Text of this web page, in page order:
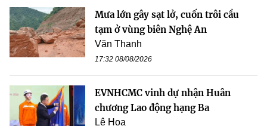
Mưa lớn gây sạt lở, cuốn trôi cầu
tạm ở vùng biên Nghệ An
Văn Thanh
17:32 08/08/2026
EVNHCMC vinh dự nhận Huân
chương Lao động hạng Ba
Lê Hoa